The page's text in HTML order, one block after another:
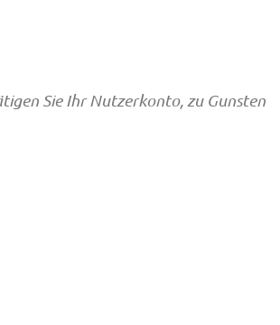
Sie Ihr Nutzerkonto, zu Gunsten